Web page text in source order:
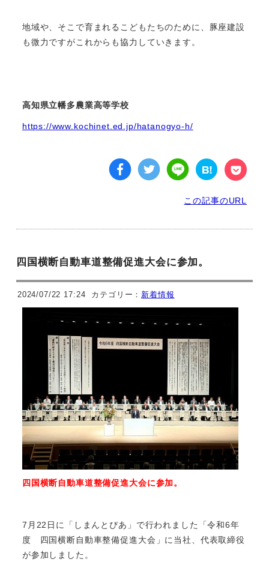
地域や、そこで育まれるこどもたちのために、豚座建設
も微力ですがこれからも協力していきます。
高知県立幡多農業高等学校
https://www.kochinet.ed.jp/hatanogyo-h/
この記事のURL
四国横断自動車道整備促進大会に参加。
2024/07/22 17:24 カテゴリー： 新着情報
四国横断自動車道整備促進大会に参加。
7月22日に「しまんとぴあ」で行われました「令和6年
度 四国横断自動車整備促進大会」に当社、代表取締役
が参加しました。